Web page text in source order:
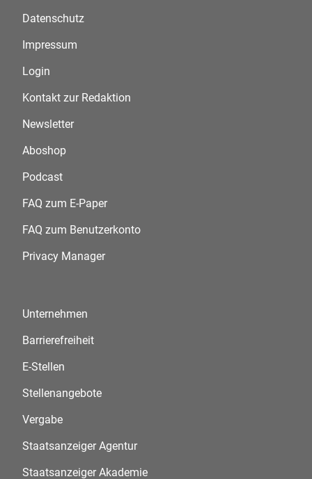
Datenschutz
Impressum
Login
Kontakt zur Redaktion
Newsletter
Aboshop
Podcast
FAQ zum E-Paper
FAQ zum Benutzerkonto
Privacy Manager
Unternehmen
Barrierefreiheit
E-Stellen
Stellenangebote
Vergabe
Staatsanzeiger Agentur
Staatsanzeiger Akademie